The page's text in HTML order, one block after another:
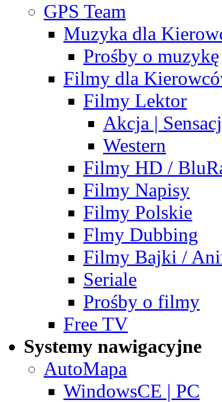
GPS Team
Muzyka dla
Prośby o muzykę
Filmy dla
Filmy Lektor
Akcja |
Western
Filmy HD /
Filmy Napisy
Filmy Polskie
Flmy Dubbing
Filmy Bajki /
Seriale
Prośby o filmy
Free TV
Systemy nawigacyjne
AutoMapa
WindowsCE | PC